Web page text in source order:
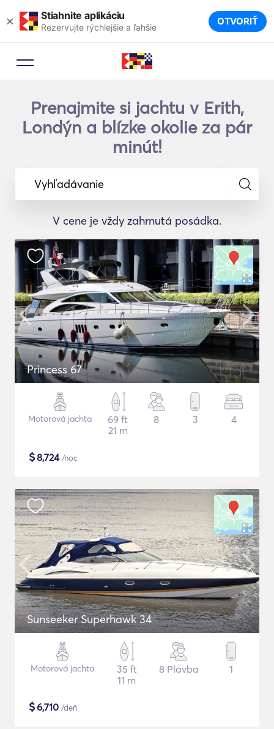
× Stiahnite aplikáciu
Rezervujte rýchlejšie a ľahšie OTVORIŤ
Prenajmite si jachtu v Erith,
Londýn a blízke okolie za pár
minút!
Vyhľadávanie
V cene je vždy zahrnutá posádka.
Princess 67
Motorová jachta
69 ft
21 m
8 3 4
$8,724/noc
Sunseeker Superhawk 34
Motorová jachta
35 ft
11 m
8 Plavba 1
$6,710 /deň